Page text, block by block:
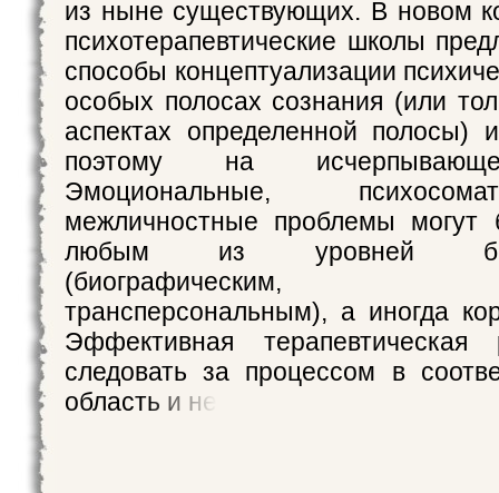
из ныне существующих. В новом
психотерапевтические школы
способы концептуализации
особых полосах сознания (или
аспектах определенной полосы)
поэтому на
Эмоциональные,
межличностные проблемы могут
любым из уровней
(биографическим,
трансперсональным), а иногда
Эффективная
следовать за процессом в
область и не